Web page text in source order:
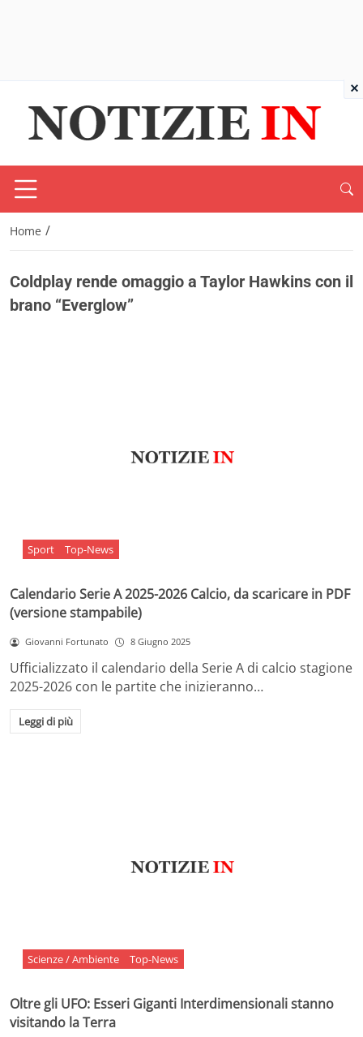
Home /
Coldplay rende omaggio a Taylor Hawkins con il
brano “Everglow”
Sport Top-News
Calendario Serie A 2025-2026 Calcio, da scaricare in PDF
(versione stampabile)
Giovanni Fortunato 8 Giugno 2025
Ufficializzato il calendario della Serie A di calcio stagione
2025-2026 con le partite che inizieranno…
Leggi di più
Scienze / Ambiente Top-News
Oltre gli UFO: Esseri Giganti Interdimensionali stanno
visitando la Terra
×